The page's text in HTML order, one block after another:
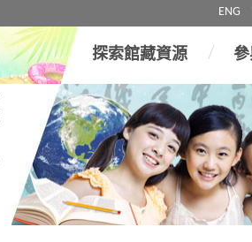
ENG
探索館藏資源